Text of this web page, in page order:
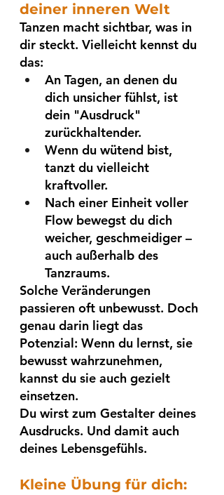
deiner inneren Welt
Tanzen macht sichtbar, was in
dir steckt. Vielleicht kennst du
das:
An Tagen, an denen du
dich unsicher fühlst, ist
dein "Ausdruck"
zurückhaltender.
Wenn du wütend bist,
tanzt du vielleicht
kraftvoller.
Nach einer Einheit voller
Flow bewegst du dich
weicher, geschmeidiger –
auch außerhalb des
Tanzraums.
Solche Veränderungen
passieren oft unbewusst. Doch
genau darin liegt das
Potenzial: Wenn du lernst, sie
bewusst wahrzunehmen,
kannst du sie auch gezielt
einsetzen.
Du wirst zum Gestalter deines
Ausdrucks. Und damit auch
deines Lebensgefühls.
Kleine Übung für dich: